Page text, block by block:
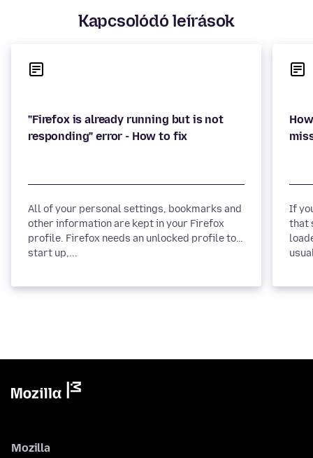
Kapcsolódó leírások
"Firefox is already running but is not
All of your personal settings, bookmarks and
other information are kept in your Firefox
profile. Firefox needs an unlocked profile to
start up,...
If
that
Mozilla